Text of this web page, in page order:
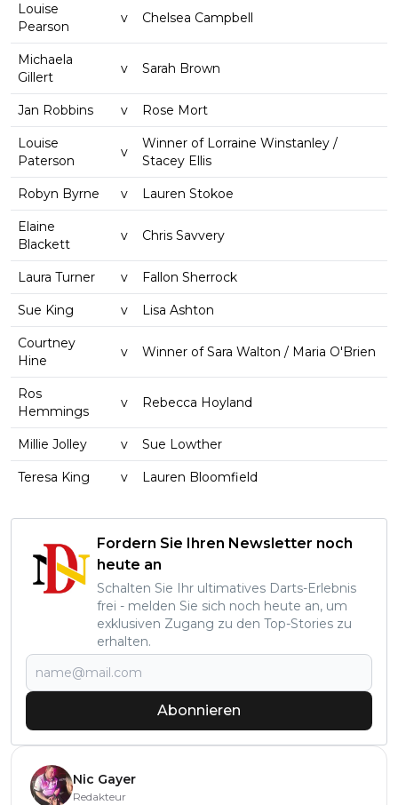
Louise
Pearson
v Chelsea Campbell
Michaela
Gillert
v Sarah Brown
Jan Robbins v Rose Mort
Louise
Paterson
v
Winner of Lorraine Winstanley /
Stacey Ellis
Robyn Byrne v Lauren Stokoe
Elaine
Blackett
v Chris Savvery
Laura Turner v Fallon Sherrock
Sue King v Lisa Ashton
Courtney
Hine
v Winner of Sara Walton / Maria O'Brien
Ros
Hemmings
v Rebecca Hoyland
Millie Jolley v Sue Lowther
Teresa King v Lauren Bloomfield
Fordern Sie Ihren Newsletter noch
heute an
Schalten Sie Ihr ultimatives Darts-Erlebnis
frei - melden Sie sich noch heute an, um
exklusiven Zugang zu den Top-Stories zu
erhalten.
Abonnieren
Nic Gayer
Redakteur